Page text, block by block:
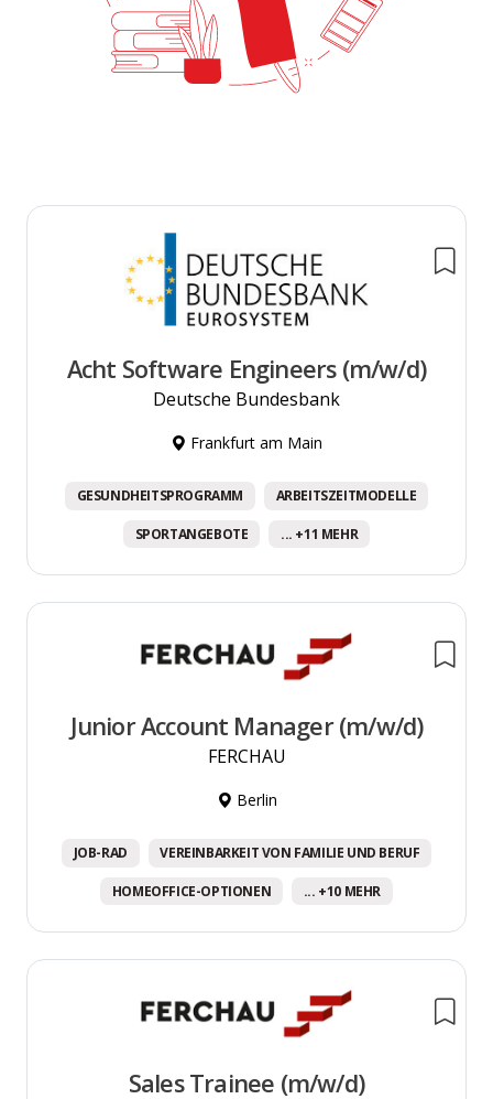
Acht Software Engineers (m/w/d)
Deutsche Bundesbank
Frankfurt am Main
GESUNDHEITSPROGRAMM ARBEITSZEITMODELLE
SPORTANGEBOTE ... +11 MEHR
Junior Account Manager (m/w/d)
FERCHAU
Berlin
JOB-RAD VEREINBARKEIT VON FAMILIE UND BERUF
HOMEOFFICE-OPTIONEN ... +10 MEHR
Sales Trainee (m/w/d)